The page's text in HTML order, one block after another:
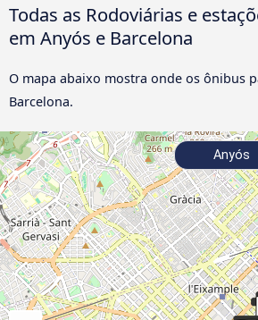
Todas as Rodoviárias e
em Anyós e Barcelona
O mapa abaixo mostra onde os ônibus
Barcelona.
Anyós